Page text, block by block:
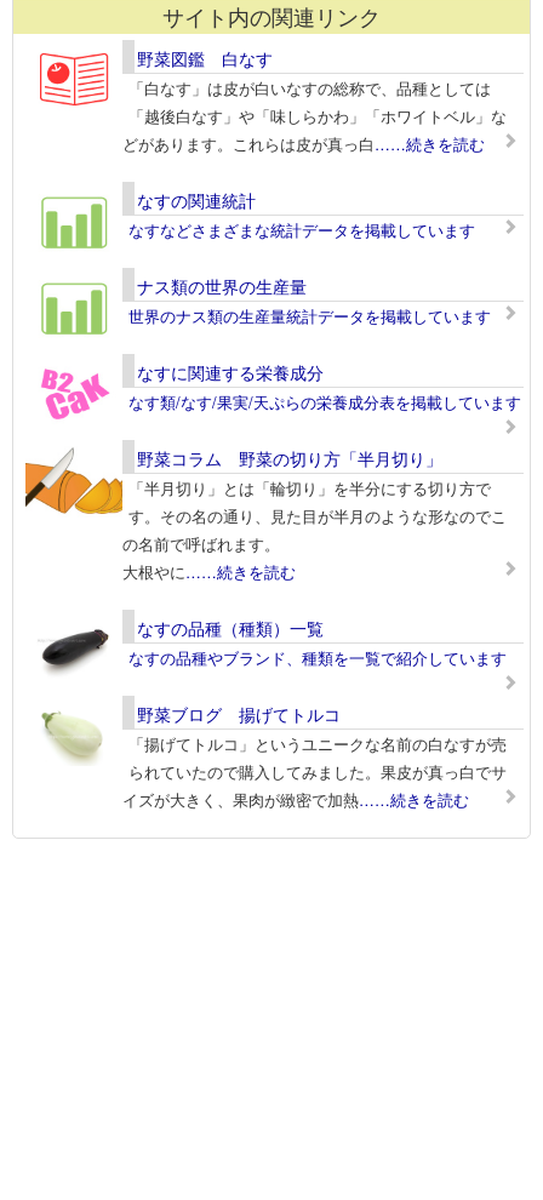
サイト内の関連リンク
野菜図鑑 白なす
「白なす」は皮が白いなすの総称で、品種としては
「越後白なす」や「味しらかわ」「ホワイトベル」な
どがあります。これらは皮が真っ白……続きを読む
なすの関連統計
なすなどさまざまな統計データを掲載しています
ナス類の世界の生産量
世界のナス類の生産量統計データを掲載しています
なすに関連する栄養成分
なす類/なす/果実/天ぷらの栄養成分表を掲載しています
野菜コラム 野菜の切り方「半月切り」
「半月切り」とは「輪切り」を半分にする切り方で
す。その名の通り、見た目が半月のような形なのでこ
の名前で呼ばれます。
大根やに……続きを読む
なすの品種（種類）一覧
なすの品種やブランド、種類を一覧で紹介しています
野菜ブログ 揚げてトルコ
「揚げてトルコ」というユニークな名前の白なすが売
られていたので購入してみました。果皮が真っ白でサ
イズが大きく、果肉が緻密で加熱……続きを読む